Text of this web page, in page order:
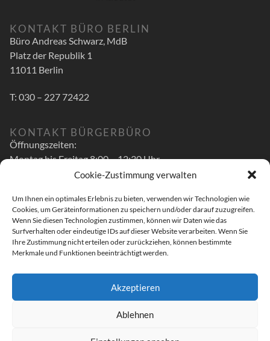
Cookie-Zustimmung verwalten
Um Ihnen ein optimales Erlebnis zu bieten, verwenden wir Technologien wie
Cookies, um Geräteinformationen zu speichern und/oder darauf zuzugreifen.
Wenn Sie diesen Technologien zustimmen, können wir Daten wie das
Surfverhalten oder eindeutige IDs auf dieser Website verarbeiten. Wenn Sie
Ihre Zustimmung nicht erteilen oder zurückziehen, können bestimmte
Merkmale und Funktionen beeinträchtigt werden.
Akzeptieren
Ablehnen
KONTAKT BÜRO BERLIN
Büro Andreas Schwarz, MdB
Platz der Republik 1
11011 Berlin
T: 030 – 227 72422
KONTAKT BÜRGERBÜRO
Öffnungszeiten:
Montag bis Freitag 8:00 – 12:30 Uhr
Montag bis Mittwoch 14:00 – 16:00 Uhr
Donnerstag 14:00 – 17:30 Uhr
Luitpoldstr. 48 A
96052 Bamberg
M: andreas.schwarz@bundestag.de